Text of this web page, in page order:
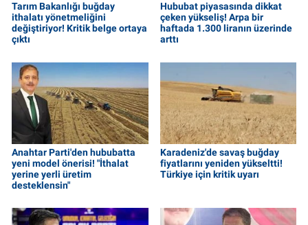
Tarım Bakanlığı buğday
ithalatı yönetmeliğini
değiştiriyor! Kritik belge ortaya
çıktı
Hububat piyasasında dikkat
çeken yükseliş! Arpa bir
haftada 1.300 liranın üzerinde
arttı
Anahtar Parti'den hububatta
yeni model önerisi! "İthalat
yerine yerli üretim
desteklensin"
Karadeniz'de savaş buğday
fiyatlarını yeniden yükseltti!
Türkiye için kritik uyarı